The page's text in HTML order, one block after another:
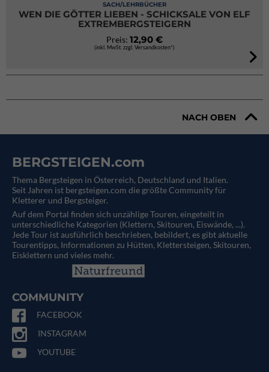
SACH/LEHRBÜCHER
WEN DIE GÖTTER LIEBEN - SCHICKSALE VON ELF
EXTREMBERGSTEIGERN
Preis: 12,90 €
(inkl. MwSt. zzgl. Versandkosten*)
NACH OBEN
BERGSTEIGEN.com
Thema Bergsteigen in Österreich, Deutschland und Italien.
Seit Jahren ist bergsteigen.com die größte Community für
Kletterer und Bergsteiger.
Auf dem Portal finden sich unzählige Touren, eingeteilt in
unterschiedliche Kategorien (Klettern, Skitouren, Eiswände, ...).
Jede Tour ist ausführlich beschrieben, bebildert, es gibt aktuelle
Tourentipps, Informationen zu Hütten, Klettersteigen, Skitouren,
Eisklettern und vieles mehr.
COMMUNITY
FACEBOOK
INSTAGRAM
YOUTUBE